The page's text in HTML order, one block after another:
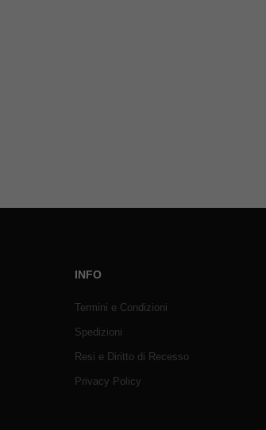
INFO
Termini e Condizioni
Spedizioni
Resi e Diritto di Recesso
Privacy Policy